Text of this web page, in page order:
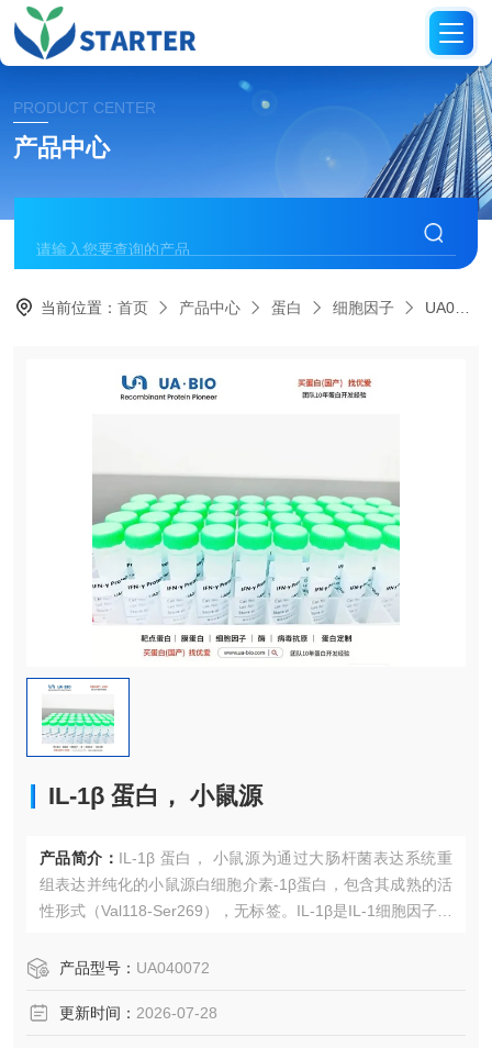
PRODUCT CENTER
产品中心
当前位置：首页 产品中心 蛋白 细胞因子 UA040072IL-1β 蛋白， 小鼠源
IL-1β 蛋白， 小鼠源
产品简介： IL-1β 蛋白， 小鼠源为通过大肠杆菌表达系统重
组表达并纯化的小鼠源白细胞介素-1β蛋白，包含其成熟的活
性形式（Val118-Ser269），无标签。IL-1β是IL-1细胞因子家
调节神经免疫及介导多种疾病（如酒精依赖）的病理过程中
于炎症、免疫及神经科学等相关领域的研究。
产品型号： UA040072
更新时间： 2026-07-28